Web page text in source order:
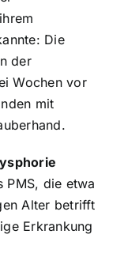
Die
der
Wochen vor
mit
PMS, die etwa
Alter betrifft
Erkrankung